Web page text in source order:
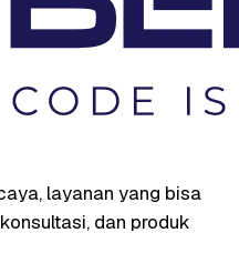
layanan yang bisa
dan produk